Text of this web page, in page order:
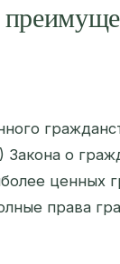
Закона о
ценных
права